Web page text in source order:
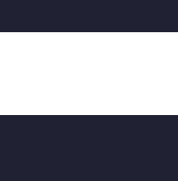
pour les traductions